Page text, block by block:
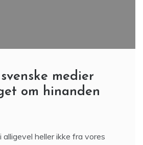
medier
om hinanden
alligevel heller ikke fra vores